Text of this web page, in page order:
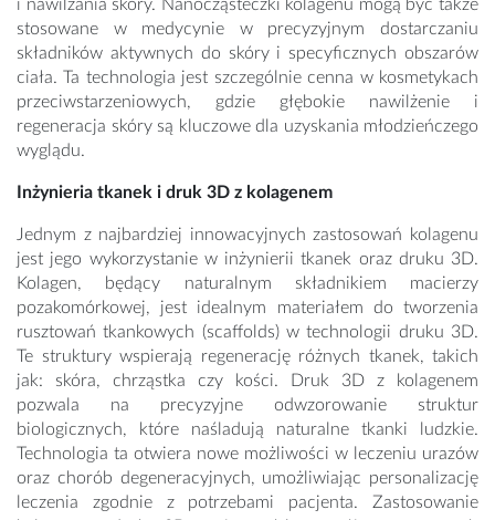
i nawilżania skóry. Nanocząsteczki kolagenu mogą być także
stosowane w medycynie w precyzyjnym dostarczaniu
składników aktywnych do skóry i specyficznych obszarów
ciała. Ta technologia jest szczególnie cenna w kosmetykach
przeciwstarzeniowych, gdzie głębokie nawilżenie i
regeneracja skóry są kluczowe dla uzyskania młodzieńczego
wyglądu.
Inżynieria tkanek i druk 3D z kolagenem
Jednym z najbardziej innowacyjnych zastosowań kolagenu
jest jego wykorzystanie w inżynierii tkanek oraz druku 3D.
Kolagen, będący naturalnym składnikiem macierzy
pozakomórkowej, jest idealnym materiałem do tworzenia
rusztowań tkankowych (scaffolds) w technologii druku 3D.
Te struktury wspierają regenerację różnych tkanek, takich
jak: skóra, chrząstka czy kości. Druk 3D z kolagenem
pozwala na precyzyjne odwzorowanie struktur
biologicznych, które naśladują naturalne tkanki ludzkie.
Technologia ta otwiera nowe możliwości w leczeniu urazów
oraz chorób degeneracyjnych, umożliwiając personalizację
leczenia zgodnie z potrzebami pacjenta. Zastosowanie